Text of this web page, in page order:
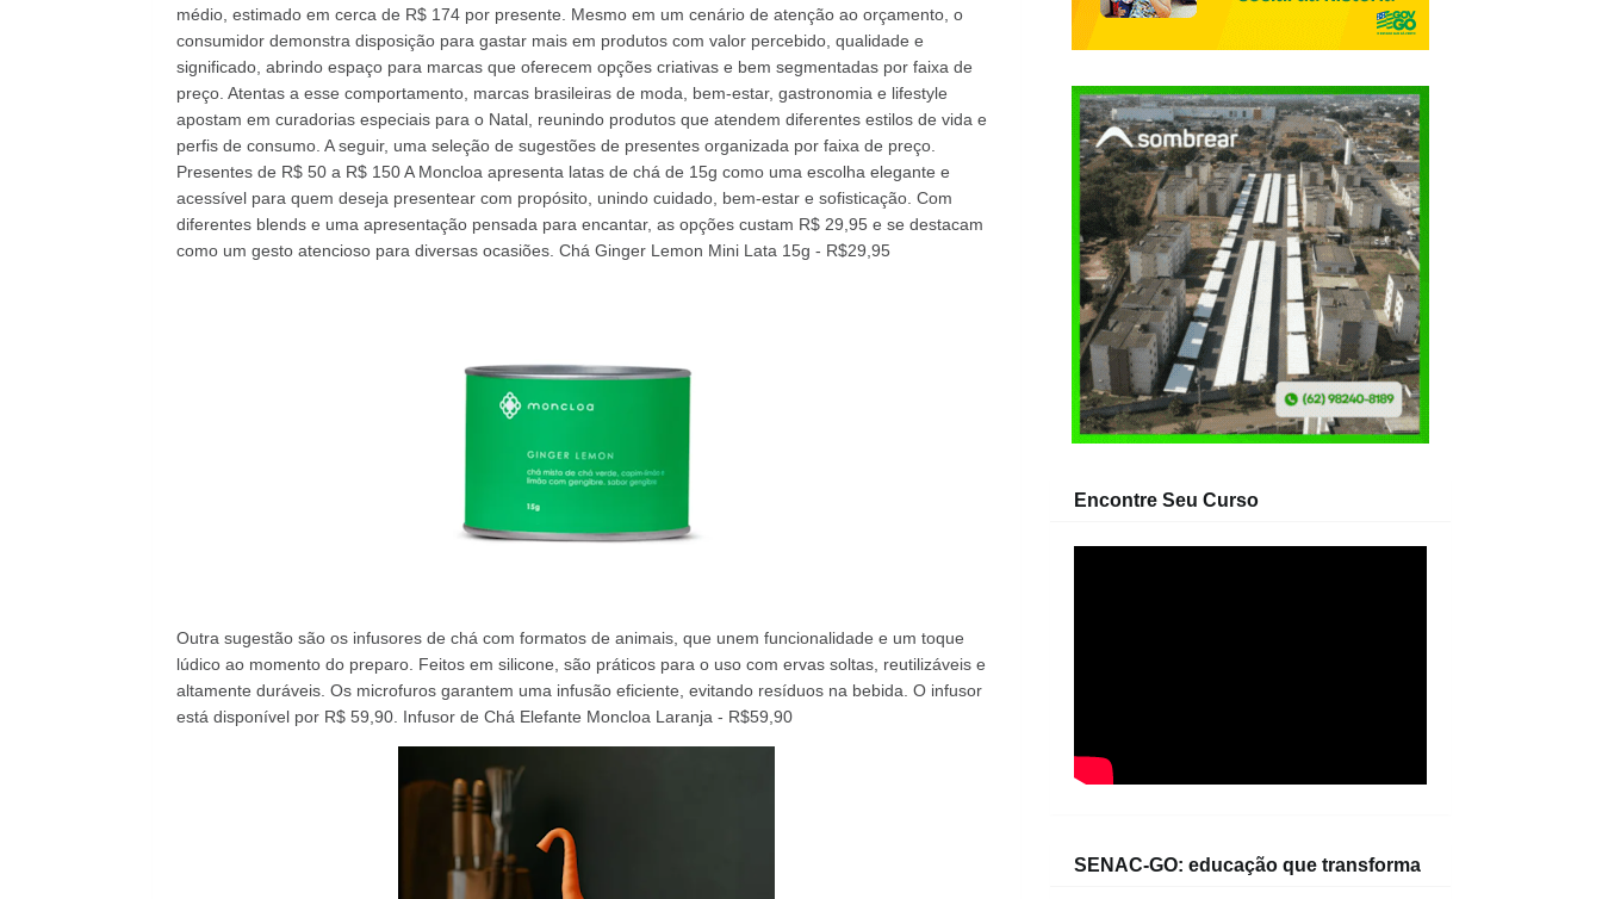
médio, estimado em cerca de R$ 174 por presente. Mesmo em um cenário de atenção ao orçamento, o
consumidor demonstra disposição para gastar mais em produtos com valor percebido, qualidade e
significado, abrindo espaço para marcas que oferecem opções criativas e bem segmentadas por faixa de
preço. Atentas a esse comportamento, marcas brasileiras de moda, bem-estar, gastronomia e lifestyle
apostam em curadorias especiais para o Natal, reunindo produtos que atendem diferentes estilos de vida e
perfis de consumo. A seguir, uma seleção de sugestões de presentes organizada por faixa de preço.
Presentes de R$ 50 a R$ 150 A Moncloa apresenta latas de chá de 15g como uma escolha elegante e
acessível para quem deseja presentear com propósito, unindo cuidado, bem-estar e sofisticação. Com
diferentes blends e uma apresentação pensada para encantar, as opções custam R$ 29,95 e se destacam
como um gesto atencioso para diversas ocasiões. Chá Ginger Lemon Mini Lata 15g - R$29,95
Outra sugestão são os infusores de chá com formatos de animais, que unem funcionalidade e um toque
lúdico ao momento do preparo. Feitos em silicone, são práticos para o uso com ervas soltas, reutilizáveis e
altamente duráveis. Os microfuros garantem uma infusão eficiente, evitando resíduos na bebida. O infusor
está disponível por R$ 59,90. Infusor de Chá Elefante Moncloa Laranja - R$59,90
Encontre Seu Curso
SENAC-GO: educação que transforma